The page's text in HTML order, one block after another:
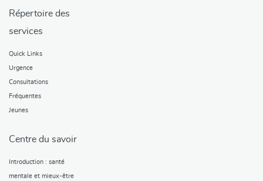
Répertoire des
services
Quick Links
Urgence
Consultations
Fréquentes
Jeunes
Centre du savoir
Introduction : santé
mentale et mieux-être